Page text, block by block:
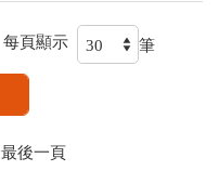
每頁顯示 筆
最後一頁